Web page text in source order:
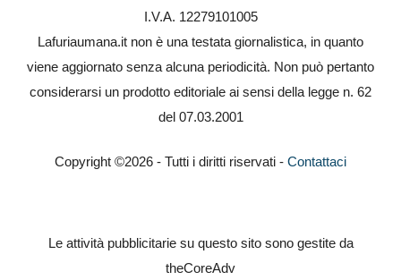
I.V.A. 12279101005
Lafuriaumana.it non è una testata giornalistica, in quanto
viene aggiornato senza alcuna periodicità. Non può pertanto
considerarsi un prodotto editoriale ai sensi della legge n. 62
del 07.03.2001
Copyright ©2026 - Tutti i diritti riservati - Contattaci
Le attività pubblicitarie su questo sito sono gestite da
theCoreAdv